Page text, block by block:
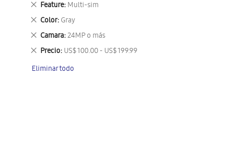
Feature Multi-sim
Eliminar
este
artículo
Color Gray
Eliminar
este
artículo
Camara 24MP o más
Eliminar
este
artículo
Precio US$ 100.00 - US$ 199.99
Eliminar
artículo
Eliminar todo